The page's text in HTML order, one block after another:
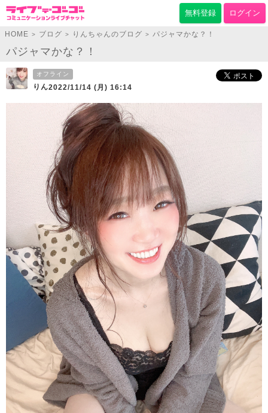
無料登録 ログイン
HOME > ブログ > りんちゃんのブログ > パジャマかな？！
パジャマかな？！
オフライン
りん2022/11/14 (月) 16:14